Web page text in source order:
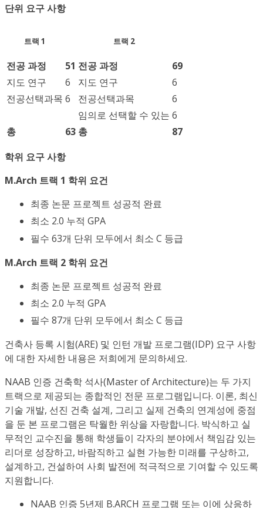
단위 요구 사항
트랙 1 트랙 2
전공 과정 51 전공 과정
69
지도 연구
6 지도 연구
6
전공선택과목 6 전공선택과목
6
임의로 선택할 수 있는 6
총
63 총
87
학위 요구 사항
M.Arch 트랙 1 학위 요건
최종 논문 프로젝트 성공적 완료
최소 2.0 누적 GPA
필수 63개 단위 모두에서 최소 C 등급
M.Arch 트랙 2 학위 요건
최종 논문 프로젝트 성공적 완료
최소 2.0 누적 GPA
필수 87개 단위 모두에서 최소 C 등급
건축사 등록 시험(ARE) 및 인턴 개발 프로그램(IDP) 요구 사항
에 대한 자세한 내용은 저희에게 문의하세요.
NAAB 인증 건축학 석사(Master of Architecture)는 두 가지
트랙으로 제공되는 종합적인 전문 프로그램입니다. 이론, 최신
기술 개발, 선진 건축 설계, 그리고 실제 건축의 연계성에 중점
을 둔 본 프로그램은 탁월한 위상을 자랑합니다. 박식하고 실
무적인 교수진을 통해 학생들이 각자의 분야에서 책임감 있는
리더로 성장하고, 바람직하고 실현 가능한 미래를 구상하고,
설계하고, 건설하여 사회 발전에 적극적으로 기여할 수 있도록
지원합니다.
NAAB 인증 5년제 B.ARCH 프로그램 또는 이에 상응하